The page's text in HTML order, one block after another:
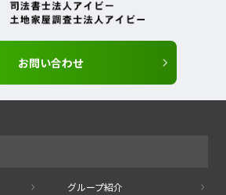
お問い合わせ
グループ紹介